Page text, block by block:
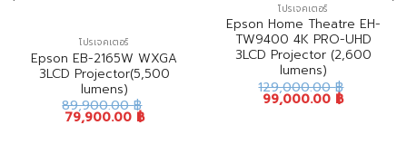
โปรเจคเตอร์
Epson EB-2165W WXGA
3LCD Projector(5,500
lumens)
89,900.00฿
79,900.00 ฿
โปรเจคเตอร์
Epson Home Theatre EH-
TW9400 4K PRO-UHD
3LCD Projector (2,600
lumens)
129,000.00฿
99,000.00 ฿